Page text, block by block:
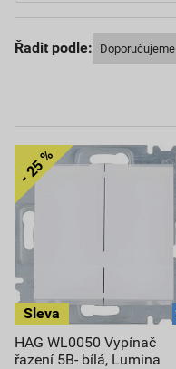
Řadit podle: Doporučujeme
HAG WL0050 Vypínač
řazení 5B- bílá, Lumina